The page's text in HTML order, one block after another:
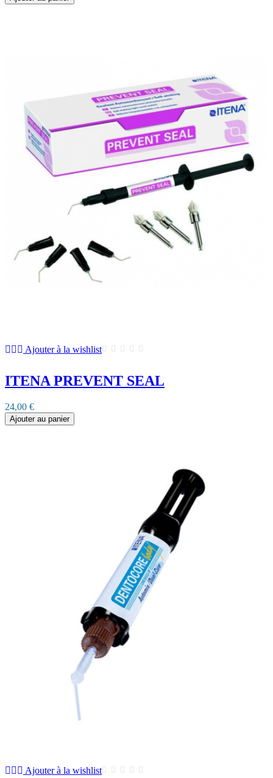
Ajouter à la wishlist
ITENA PREVENT SEAL
24,00 €
Ajouter au panier
Ajouter à la wishlist